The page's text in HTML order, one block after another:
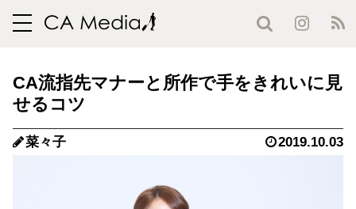
toggle
CA流指先マナーと所作で手をきれいに見
せるコツ
菜々子 2019.10.03